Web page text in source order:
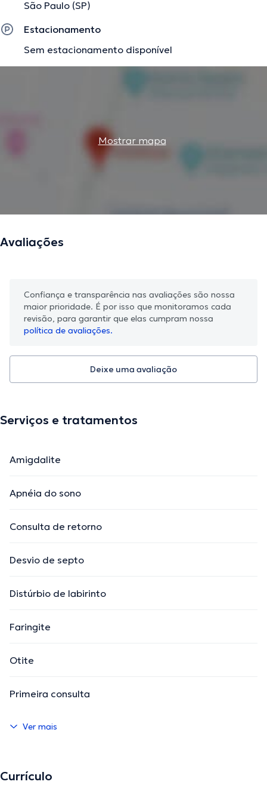
São Paulo (SP)
Estacionamento
Sem estacionamento disponível
Mostrar mapa
Avaliações
Confiança e transparência nas avaliações são nossa
maior prioridade. É por isso que monitoramos cada
revisão, para garantir que elas cumpram nossa
política de avaliações.
Deixe uma avaliação
Serviços e tratamentos
Amigdalite
Apnéia do sono
Consulta de retorno
Desvio de septo
Distúrbio de labirinto
Faringite
Otite
Primeira consulta
Ver mais
Currículo